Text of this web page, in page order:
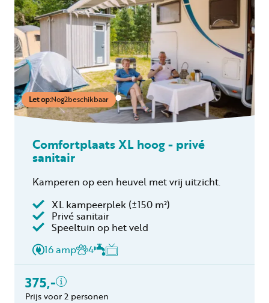
Let op:Nog2beschikbaar
Comfortplaats XL hoog - privé
sanitair
Kamperen op een heuvel met vrij uitzicht.
XL kampeerplek (±150 m²)
Privé sanitair
Speeltuin op het veld
16 amp
4
375,-
Inclusief
Privé sanitair
Verblijfskosten
Prijs voor 2 personen